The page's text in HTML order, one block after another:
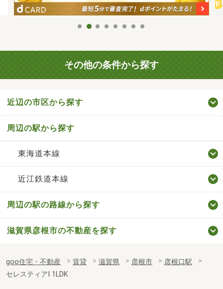
その他の条件から探す
近辺の市区から探す
周辺の駅から探す
東海道本線
近江鉄道本線
周辺の駅の路線から探す
滋賀県彦根市の不動産を探す
goo住宅・不動産 賃貸 滋賀県 彦根市
彦根口駅
セレスティアⅠ 1LDK